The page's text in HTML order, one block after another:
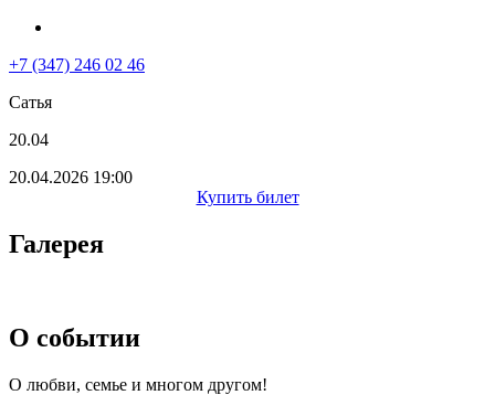
+7 (347) 246 02 46
Сатья
20.04
20.04.2026 19:00
Купить билет
Галерея
О событии
О любви, семье и многом другом!